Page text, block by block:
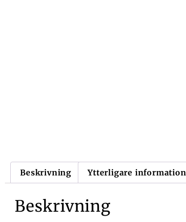
Beskrivning Ytterligare information
Beskrivning